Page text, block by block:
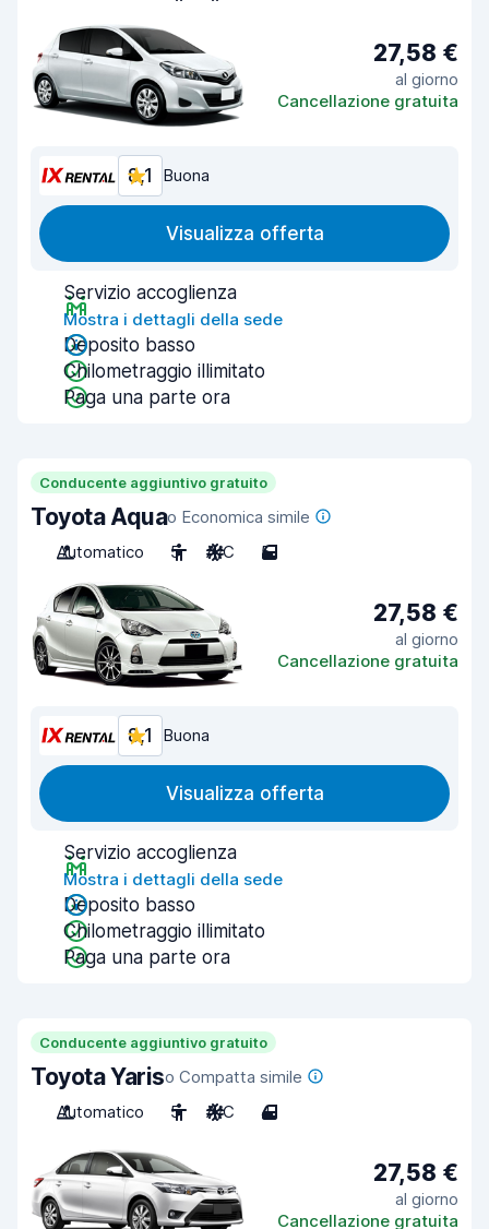
27,58 €
al giorno
Cancellazione gratuita
8,1 Buona
Visualizza offerta
Servizio accoglienza
Mostra i dettagli della sede
Deposito basso
Chilometraggio illimitato
Paga una parte ora
Conducente aggiuntivo gratuito
Toyota Aquao Economica simile
Automatico
5 A/C 5
27,58 €
al giorno
Cancellazione gratuita
8,1 Buona
Visualizza offerta
Servizio accoglienza
Mostra i dettagli della sede
Deposito basso
Chilometraggio illimitato
Paga una parte ora
Conducente aggiuntivo gratuito
Toyota Yariso Compatta simile
Automatico
5 A/C 4
27,58 €
al giorno
Cancellazione gratuita